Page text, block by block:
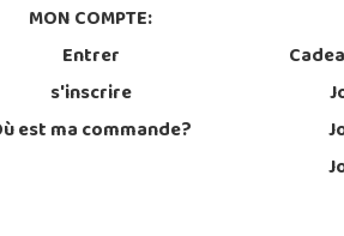
MON COMPTE:
Entrer
s'inscrire
est ma commande?